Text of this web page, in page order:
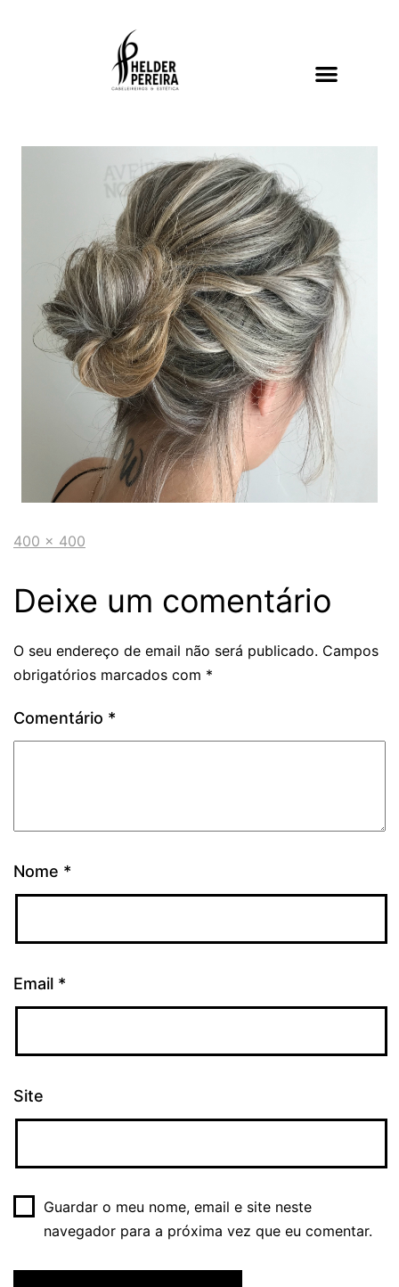
400 × 400
Deixe um comentário
O seu endereço de email não será publicado. Campos
obrigatórios marcados com *
Comentário *
Nome *
Email *
Site
Guardar o meu nome, email e site neste
navegador para a próxima vez que eu comentar.